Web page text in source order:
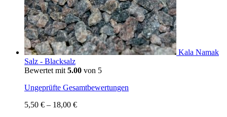
Kala Namak
Salz - Blacksalz
Bewertet mit 5.00 von 5
Ungeprüfte Gesamtbewertungen
5,50 € – 18,00 €